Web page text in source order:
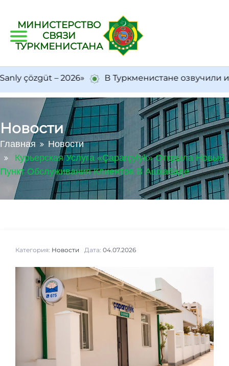
МИНИСТЕРСТВО
СВЯЗИ
ТУРКМЕНИСТАНА
çözgüt – 2026» В Туркменистане озвучили
Новости
Главная
Новости
Курьерская Услуга «Çaparçylyk» Открыла Новый
Пункт Обслуживания Клиентов В Ашхабаде
Категория: Новости Дата: 04.07.2026